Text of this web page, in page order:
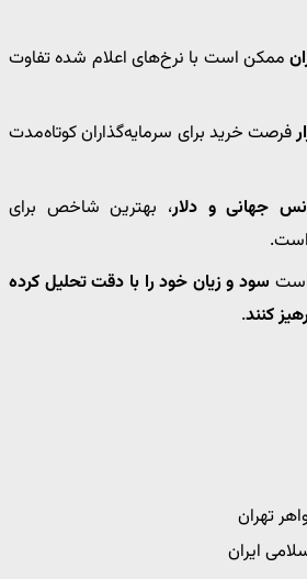
ممکن است با نرخ‌های اعلام شده تفاوت
فرصت خرید برای سرمایه‌گذاران کوتاه‌مدت
جهانی و دلار، بهترین شاخص برای
است سود و زیان خود را با دقت تحلیل کرده
کنند.
تهران
ایران